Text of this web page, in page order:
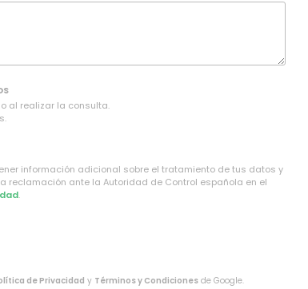
al realizar la consulta.
información adicional sobre el tratamiento de tus datos y
reclamación ante la Autoridad de Control española en el
.
de Privacidad y Términos y Condiciones de Google.